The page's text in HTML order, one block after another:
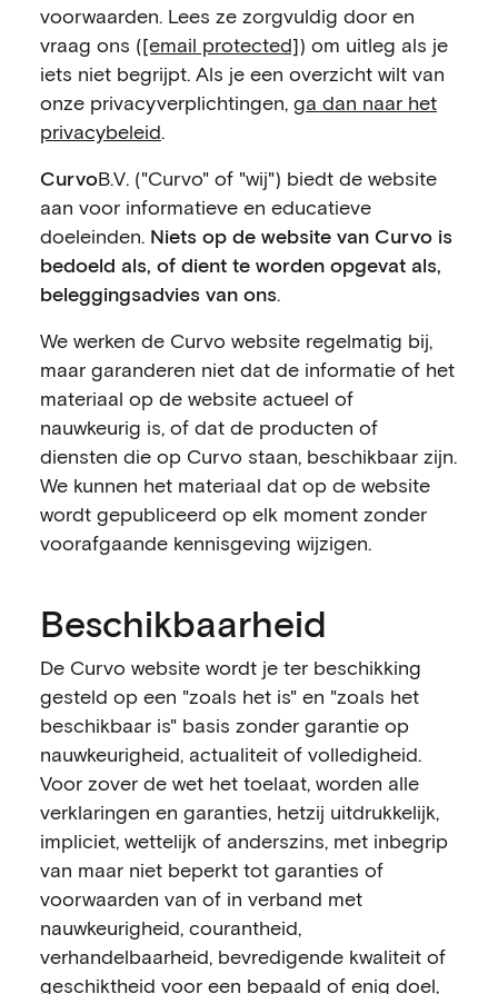
voorwaarden. Lees ze zorgvuldig door en
vraag ons ([email protected]) om uitleg als je
iets niet begrijpt. Als je een overzicht wilt van
onze privacyverplichtingen, ga dan naar het
privacybeleid.
CurvoB.V. ("Curvo" of "wij") biedt de website
aan voor informatieve en educatieve
doeleinden. Niets op de website van Curvo is
bedoeld als, of dient te worden opgevat als,
beleggingsadvies van ons.
We werken de Curvo website regelmatig bij,
maar garanderen niet dat de informatie of het
materiaal op de website actueel of
nauwkeurig is, of dat de producten of
diensten die op Curvo staan, beschikbaar zijn.
We kunnen het materiaal dat op de website
wordt gepubliceerd op elk moment zonder
voorafgaande kennisgeving wijzigen.
Beschikbaarheid
De Curvo website wordt je ter beschikking
gesteld op een "zoals het is" en "zoals het
beschikbaar is" basis zonder garantie op
nauwkeurigheid, actualiteit of volledigheid.
Voor zover de wet het toelaat, worden alle
verklaringen en garanties, hetzij uitdrukkelijk,
impliciet, wettelijk of anderszins, met inbegrip
van maar niet beperkt tot garanties of
voorwaarden van of in verband met
nauwkeurigheid, courantheid,
verhandelbaarheid, bevredigende kwaliteit of
geschiktheid voor een bepaald of enig doel,